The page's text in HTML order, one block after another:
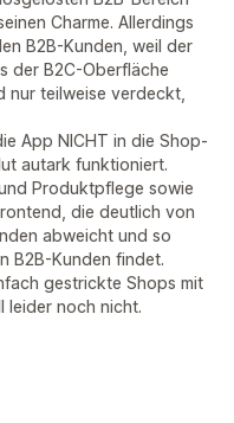
Charme. Allerdings
B2B-Kunden, weil der
der B2C-Oberfläche
nur teilweise verdeckt,
App NICHT in die Shop-
autark funktioniert.
Produktpflege sowie
die deutlich von
abweicht und so
B2B-Kunden findet.
gestrickte Shops mit
leider noch nicht.